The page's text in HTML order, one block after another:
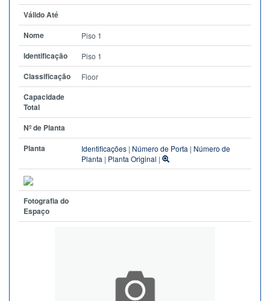
Válido Até
Nome
Piso 1
Identificação Piso 1
Classificação Floor
Capacidade
Total
Nº de Planta
Planta
Identificações | Número de Porta | Número de
Planta | Planta Original |
Fotografia do
Espaço